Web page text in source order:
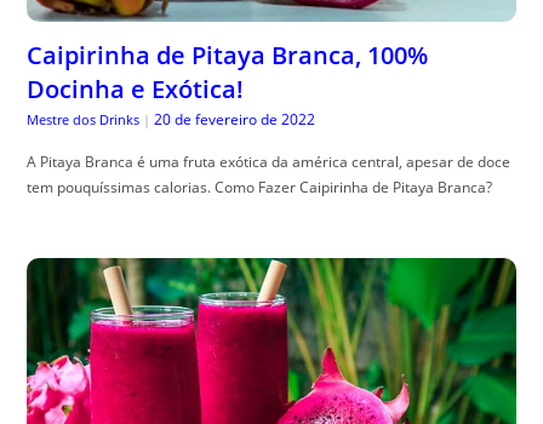
Caipirinha de Pitaya Branca, 100%
Docinha e Exótica!
Mestre dos Drinks | 20 de fevereiro de 2022
A Pitaya Branca é uma fruta exótica da américa central, apesar de doce
tem pouquíssimas calorias. Como Fazer Caipirinha de Pitaya Branca?